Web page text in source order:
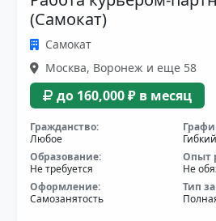
(Самокат)
Самокат
Москва, Воронеж и еще 58
до 160,000 ₽ в месяц
Гражданство:
Любое
Гибкий
Образование:
Не требуется
Опыт
Не
Оформление:
Самозанятость
Тип